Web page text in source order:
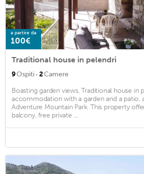
a partire da
100€
Traditional house in pelendri
9Ospiti · 2Camere
Boasting garden views, Traditional house in
accommodation with a garden and a patio,
Adventure Mountain Park. This property
balcony, free private ...